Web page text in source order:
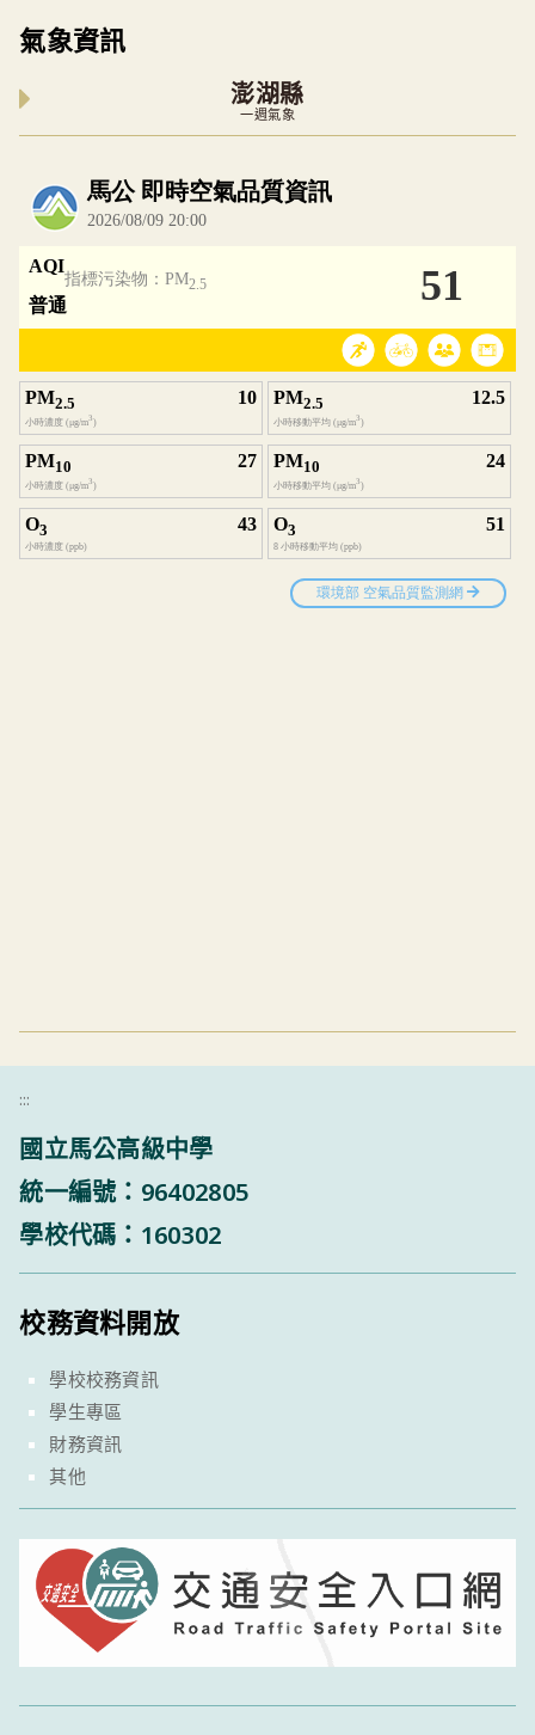
氣象資訊
澎湖縣
一週氣象
內嵌空氣品質小工具為視覺預覽，完整即時空
:::
國立馬公高級中學
統一編號：96402805
學校代碼：160302
校務資料開放
學校校務資訊
學生專區
財務資訊
其他